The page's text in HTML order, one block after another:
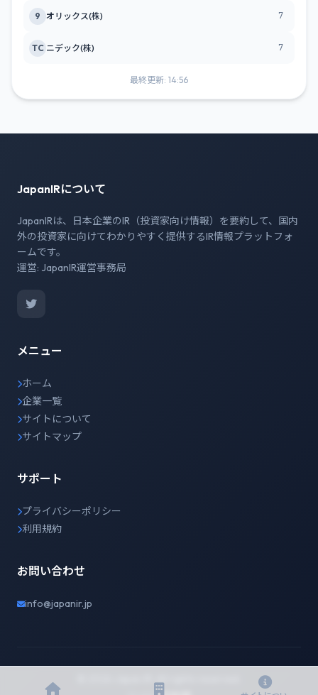
9 オリックス(株) 7
TC ニデック(株) 7
最終更新: 14:56
JapanIRについて
JapanIRは、日本企業のIR（投資家向け情報）を要約して、国内
外の投資家に向けてわかりやすく提供するIR情報プラットフォ
ームです。
運営: JapanIR運営事務局
メニュー
ホーム
企業一覧
サイトについて
サイトマップ
サポート
プライバシーポリシー
利用規約
お問い合わせ
info@japanir.jp